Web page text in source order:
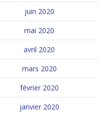
juin 2020
mai 2020
avril 2020
mars 2020
février 2020
janvier 2020